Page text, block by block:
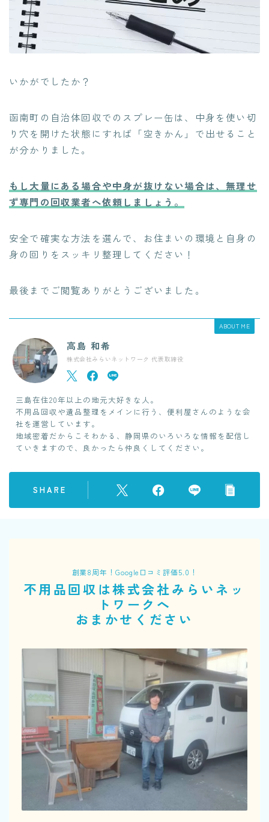
いかがでしたか？
函南町の自治体回収でのスプレー缶は、中身を使い切
り穴を開けた状態にすれば「空きかん」で出せること
が分かりました。
もし大量にある場合や中身が抜けない場合は、無理せ
ず専門の回収業者へ依頼しましょう。
安全で確実な方法を選んで、お住まいの環境と自身の
身の回りをスッキリ整理してください！
最後までご閲覧ありがとうございました。
ABOUT ME
高島 和希
株式会社みらいネットワーク 代表取締役
三島在住20年以上の地元大好きな人。
不用品回収や遺品整理をメインに行う、便利屋さんのような会
社を運営しています。
地域密着だからこそわかる、静岡県のいろいろな情報を配信し
ていきますので、良かったら仲良くしてください。
SHARE
創業8周年！Google口コミ評価5.0！
不用品回収は株式会社みらいネッ
トワークへ
おまかせください